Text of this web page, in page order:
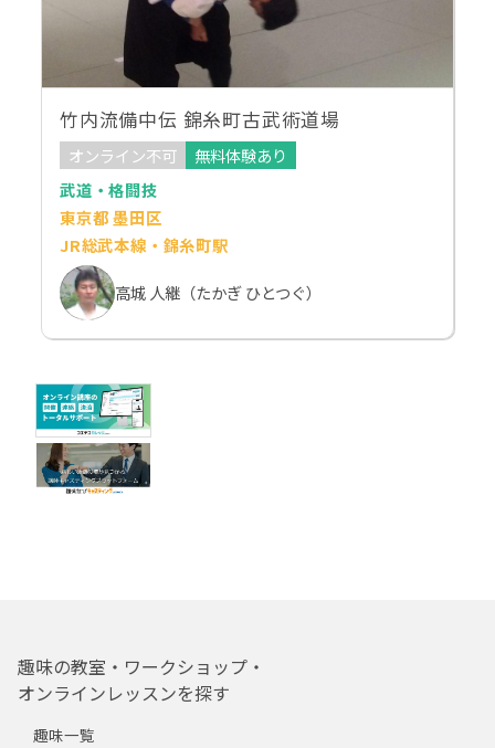
竹内流備中伝 錦糸町古武術道場
オンライン不可
無料体験あり
武道・格闘技
東京都 墨田区
JR総武本線・錦糸町駅
高城 人継（たかぎ ひとつぐ）
趣味の教室・ワークショップ・
オンラインレッスンを探す
趣味一覧